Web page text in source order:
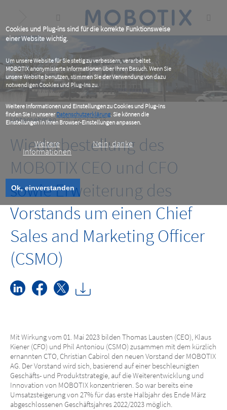
Cookies und Plug-ins sind für die korrekte Funktionsweise
einer Website wichtig.
Um unsere Website für Sie stetig zu verbessern, verarbeitet
MOBOTIX anonymisierte Informationen über Ihren Besuch. Wenn Sie
unsere Website benutzen, stimmen Sie der Verwendung von dazu
notwendigen Cookies und Plug-ins zu.
Weitere Informationen und Einstellungen zu Cookies und Plug-ins
finden Sie in unsererDatenschutzerklärung. Sie können die
Einstellungen in Ihren Browser-Einstellungen anpassen.
Weitere
Informationen
Nein, danke
Ok, einverstanden
content
Unternehmen| 20. April 2023
Wiederbestellung des
MOBOTIX CEO und CFO
sowie Erweiterung des
Vorstands um einen Chief
Sales and Marketing Officer
(CSMO)
Mit Wirkung vom 01. Mai 2023 bilden Thomas Lausten (CEO), Klaus
Kiener (CFO) und Phil Antoniou (CSMO) zusammen mit dem kürzlich
ernannten CTO, Christian Cabirol den neuen Vorstand der MOBOTIX
AG. Der Vorstand wird sich, basierend auf einer beschleunigten
Geschäfts- und Produktstrategie, auf die Weiterentwicklung und
Innovation von MOBOTIX konzentrieren. So war bereits eine
Umsatzsteigerung von 27% für das erste Halbjahr des Ende März
abgeschlossenen Geschäftsjahres 2022/2023 möglich.